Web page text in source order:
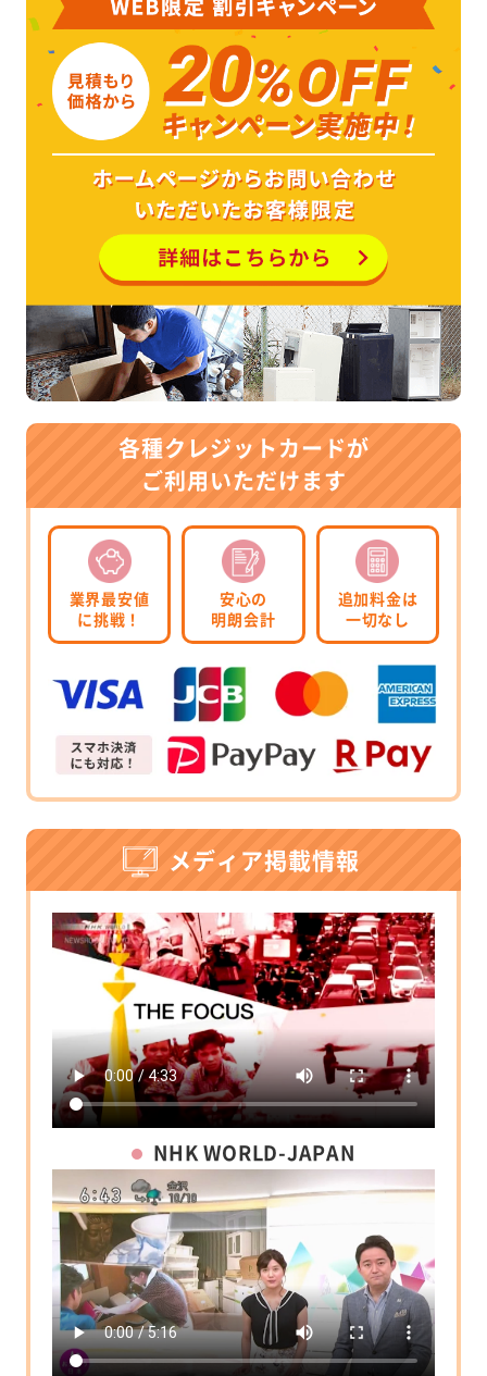
各種クレジットカードが
ご利用いただけます
業界最安値
に挑戦！
安心の
明朗会計
追加料金は
一切なし
メディア掲載情報
NHK WORLD-JAPAN